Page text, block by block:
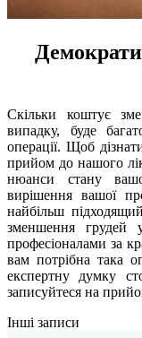
Скільки коштує
випадку, буде
операції. Щоб
прийом до нашого
нюанси стану
вирішення вашої
найбільш
зменшення грудей
професіоналами за
вам потрібна така
експертну думку
записуйтеся на
Інші записи